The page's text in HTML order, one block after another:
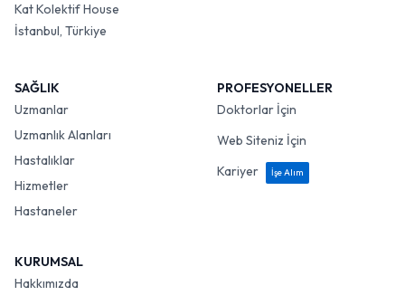
Kat Kolektif House
İstanbul, Türkiye
SAĞLIK
Uzmanlar
Uzmanlık Alanları
Hastalıklar
Hizmetler
Hastaneler
PROFESYONELLER
Doktorlar İçin
Web Siteniz İçin
Kariyer
İşe Alım
KURUMSAL
Hakkımızda